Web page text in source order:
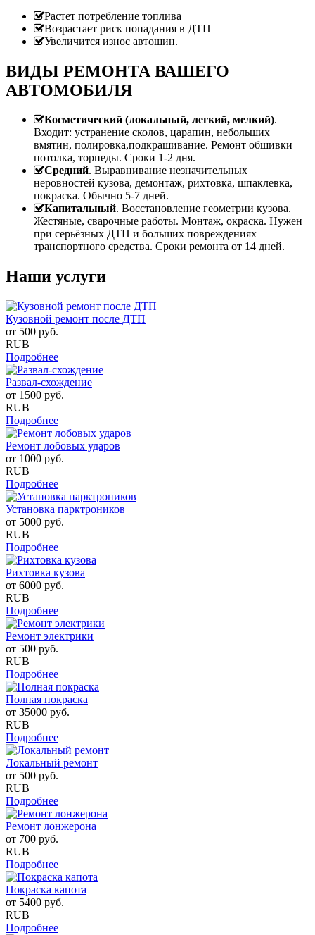
Растет потребление топлива
Возрастает риск попадания в ДТП
Увеличится износ автошин.
ВИДЫ РЕМОНТА ВАШЕГО
АВТОМОБИЛЯ
Косметический (локальный, легкий, мелкий).
Входит: устранение сколов, царапин, небольших
вмятин, полировка,подкрашивание. Ремонт обшивки
потолка, торпеды. Сроки 1-2 дня.
Средний. Выравнивание незначительных
неровностей кузова, демонтаж, рихтовка, шпаклевка,
покраска. Обычно 5-7 дней.
Капитальный. Восстановление геометрии кузова.
Жестяные, сварочные работы. Монтаж, окраска. Нужен
при серьёзных ДТП и больших повреждениях
транспортного средства. Сроки ремонта от 14 дней.
Наши услуги
Кузовной ремонт после ДТП
от 500 руб.
RUB
Подробнее
Развал-схождение
от 1500 руб.
RUB
Подробнее
Ремонт лобовых ударов
от 1000 руб.
RUB
Подробнее
Установка парктроников
от 5000 руб.
RUB
Подробнее
Рихтовка кузова
от 6000 руб.
RUB
Подробнее
Ремонт электрики
от 500 руб.
RUB
Подробнее
Полная покраска
от 35000 руб.
RUB
Подробнее
Локальный ремонт
от 500 руб.
RUB
Подробнее
Ремонт лонжерона
от 700 руб.
RUB
Подробнее
Покраска капота
от 5400 руб.
RUB
Подробнее